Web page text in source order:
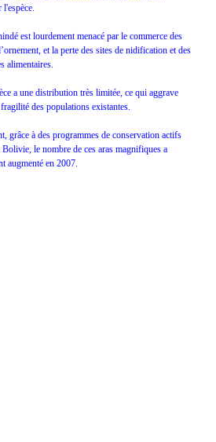
l'espèce.
est lourdement menacé par le commerce des
et la perte des sites de nidification et des
alimentaires.
a une distribution très limitée, ce qui aggrave
des populations existantes.
grâce à des programmes de conservation actifs
Bolivie, le nombre de ces aras magnifiques a
augmenté en 2007.